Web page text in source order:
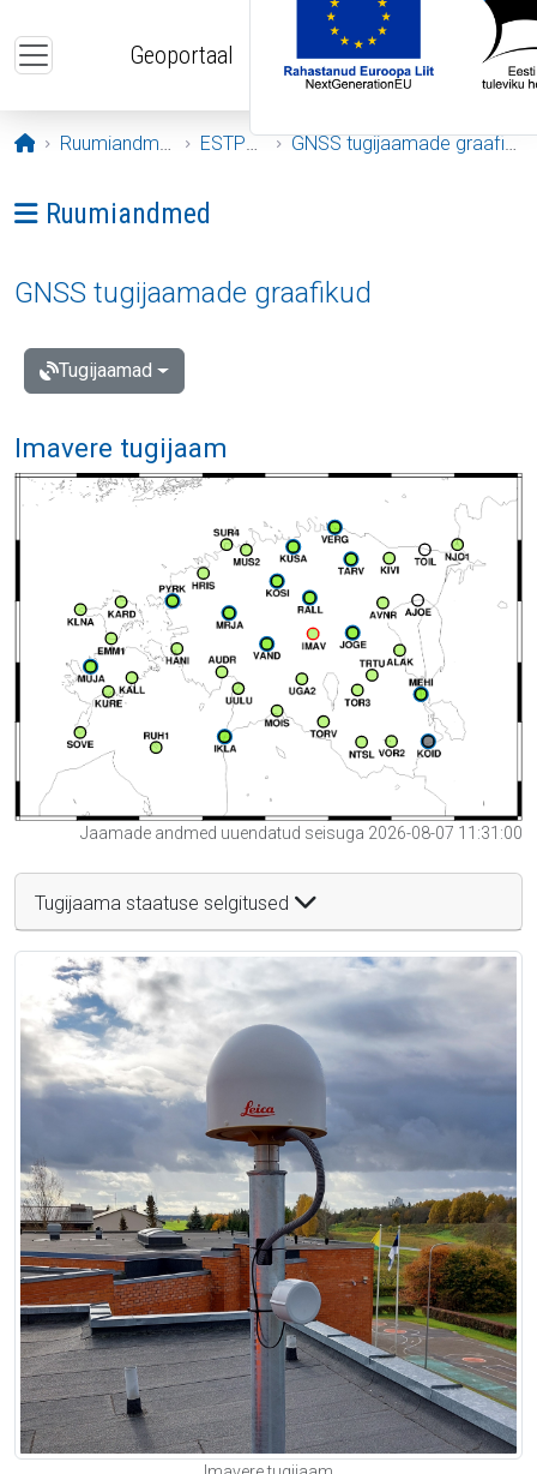
Geoportaal
Avaleht
Ruumiandmed ESTPOS GNSS tugijaamade graafikud
Ava menüü: Ruumiandmed
Ruumiandmed
GNSS tugijaamade graafikud
Tugijaamad
Imavere tugijaam
Jaamade andmed uuendatud seisuga 2026-08-07 11:31:00
Tugijaama staatuse selgitused